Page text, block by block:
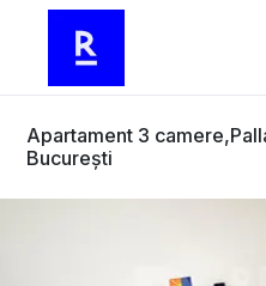
Apartament 3
București